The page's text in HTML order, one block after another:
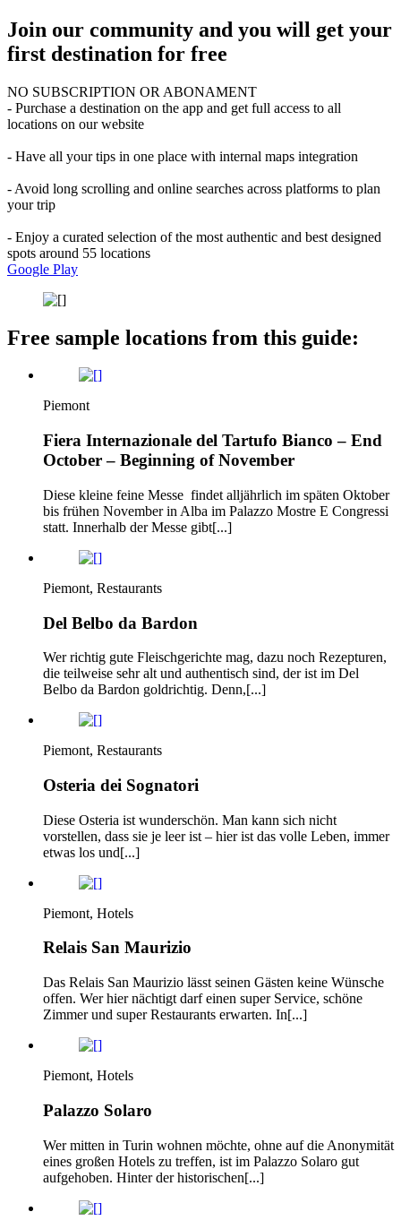
Join our community and you will get your
first destination for free
NO SUBSCRIPTION OR ABONAMENT
- Purchase a destination on the app and get full access to all
locations on our website
- Have all your tips in one place with internal maps integration
- Avoid long scrolling and online searches across platforms to plan
your trip
- Enjoy a curated selection of the most authentic and best designed
spots around 55 locations
Google Play
Free sample locations from this guide:
Piemont
Fiera Internazionale del Tartufo Bianco – End
October – Beginning of November
Diese kleine feine Messe findet alljährlich im späten Oktober
bis frühen November in Alba im Palazzo Mostre E Congressi
statt. Innerhalb der Messe gibt[...]
Piemont, Restaurants
Del Belbo da Bardon
Wer richtig gute Fleischgerichte mag, dazu noch Rezepturen,
die teilweise sehr alt und authentisch sind, der ist im Del
Belbo da Bardon goldrichtig. Denn,[...]
Piemont, Restaurants
Osteria dei Sognatori
Diese Osteria ist wunderschön. Man kann sich nicht
vorstellen, dass sie je leer ist – hier ist das volle Leben, immer
etwas los und[...]
Piemont, Hotels
Relais San Maurizio
Das Relais San Maurizio lässt seinen Gästen keine Wünsche
offen. Wer hier nächtigt darf einen super Service, schöne
Zimmer und super Restaurants erwarten. In[...]
Piemont, Hotels
Palazzo Solaro
Wer mitten in Turin wohnen möchte, ohne auf die Anonymität
eines großen Hotels zu treffen, ist im Palazzo Solaro gut
aufgehoben. Hinter der historischen[...]